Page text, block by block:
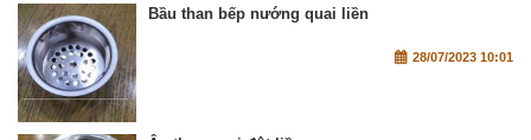
Bầu than bếp nướng quai liền
28/07/2023 10:01